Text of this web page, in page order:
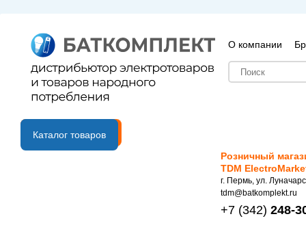
О компании
B2B портал
Каталог товаров
Розничный
TDM
г. Пермь, ул.
tdm@batkomplekt.ru
+7 (342) 248-